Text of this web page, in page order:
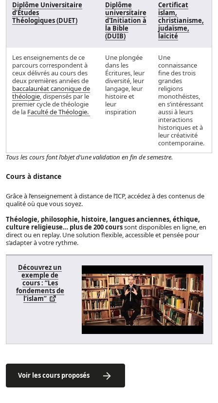
Diplôme Universitaire
d’Études
Théologiques (DUET)
Diplôme
universitaire
d'Initiation à
la Bible
(DUIB)
Certificat
islam,
christianisme,
judaïsme,
laïcité
Les enseignements de ce
parcours correspondent à
ceux délivrés au cours des
deux premières années de
baccalauréat canonique de
théologie, dispensés par le
premier cycle de théologie
de la Faculté de Théologie.
Une plongée
dans les
Écritures, leur
diversité, leur
langage, leur
histoire et
leur
inspiration
Une
connaissance
fine des trois
grandes
religions
monothéistes,
en s’intéressant
aussi à leurs
interactions
historiques et à
leur créativité
contemporaine.
Tous les cours font l’objet d’une validation en fin de semestre.
Cours à distance
Grâce à l’enseignement à distance de l’ICP, accédez à des contenus de
qualité où que vous soyez.
Théologie, philosophie, histoire, langues anciennes, éthique,
culture religieuse… plus de 200 courssont disponibles en ligne, en
direct ou en replay. Une solution flexible, accessible et pensée pour
s’adapter à votre rythme.
Découvrez un
exemple de
cours : “Les
fondements de
l’islam”
Voir les cours proposés